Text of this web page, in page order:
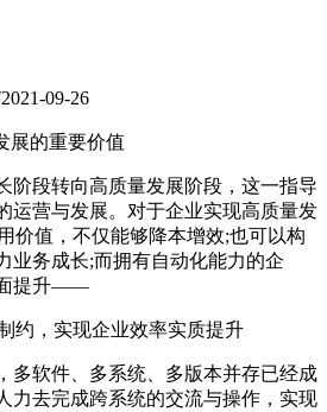
2021-09-26
展的重要价值
阶段转向高质量发展阶段，这一指导
运营与发展。对于企业实现高质量发
价值，不仅能够降本增效;也可以构
业务成长;而拥有自动化能力的企
面提升——
约，实现企业效率实质提升
多软件、多系统、多版本并存已经成
力去完成跨系统的交流与操作，实现